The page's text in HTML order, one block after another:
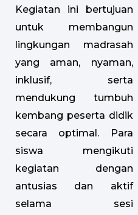
Kegiatan ini bertujuan
untuk membangun
lingkungan madrasah
yang aman, nyaman,
inklusif, serta
mendukung tumbuh
kembang peserta didik
secara optimal. Para
siswa mengikuti
kegiatan dengan
antusias dan aktif
selama sesi